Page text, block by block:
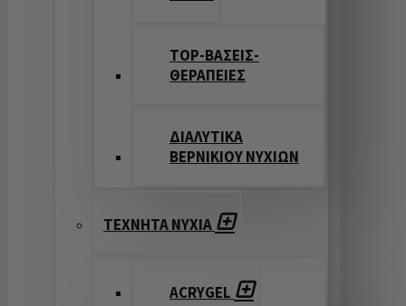
TOP-ΒΑΣΕΙΣ-
ΘΕΡΑΠΕΙΕΣ
ΔΙΑΛΥΤΙΚΑ
ΒΕΡΝΙΚΙΟΥ ΝΥΧΙΩΝ
ΤΕΧΝΗΤΑ ΝΥΧΙΑ
ACRYGEL